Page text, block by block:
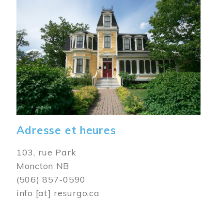
Adresse et heures
103, rue Park
Moncton NB
(506) 857-0590
info [at] resurgo.ca